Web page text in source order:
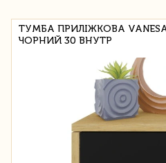
ТУМБА ПРИЛІЖКОВА VANESA
ЧОРНИЙ 30 ВНУТР